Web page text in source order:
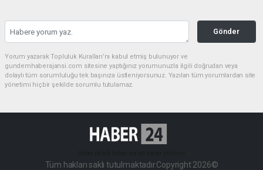
Gönder
Yorum yazarak Topluluk Kuralları’nı kabul etmiş bulunuyor ve
gundemhaberajansi.com sitesine yaptığınız yorumunuzla ilgili doğrudan veya
dolaylı tüm sorumluluğu tek başınıza üstleniyorsunuz. Yazılan tüm yorumlardan site
yönetimi hiçbir şekilde sorumlu tutulamaz.
Tüm hakları saklı tutulmaktadır.Copyright 2026©